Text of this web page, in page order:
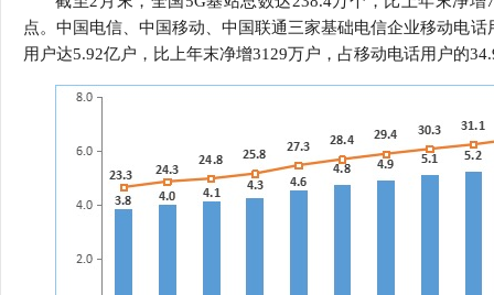
学会章程
特邀研究员
行
贸易与流
价格指数
点。中国电信、中国移动、中国联通三家基础电信企业移动电
用户达5.92亿户，比上年末净增3129万户，占移动电话用户的